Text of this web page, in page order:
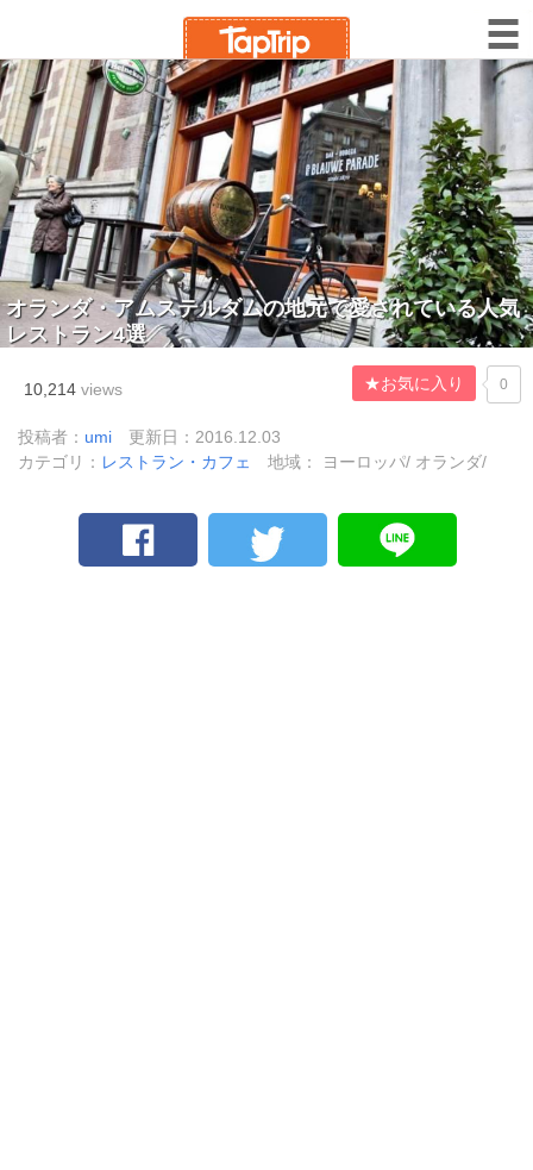
オランダ・アムステルダムの地元で愛されている人気
レストラン4選
10,214 views ★お気に入り 0
投稿者： umi
更新日：2016.12.03
カテゴリ： レストラン・カフェ 地域： ヨーロッパ/ オランダ/